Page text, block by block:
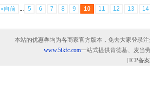
«向前 ... 5 6 7 8 9 10 11 12 13 14
本站的优惠券均为各商家官方版本，免去大家登录
www.5ikfc.com一站式提供肯德基、麦当
[ICP备